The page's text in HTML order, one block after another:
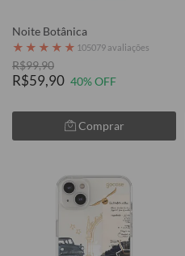
Noite Botânica
★ ★ ★ ★ ★ 105079 avaliações
R$99,90
R$59,90 40% OFF
Comprar